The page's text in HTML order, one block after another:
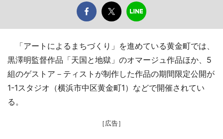
「アートによるまちづくり」を進めている黄金町では、
黒澤明監督作品「天国と地獄」のオマージュ作品ほか、5
組のゲストア－ティストが制作した作品の期間限定公開が
1-1スタジオ（横浜市中区黄金町1）などで開催されてい
る。
［広告］